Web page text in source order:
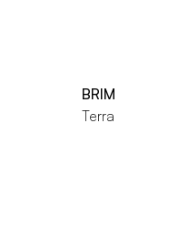
BRIM
Terra